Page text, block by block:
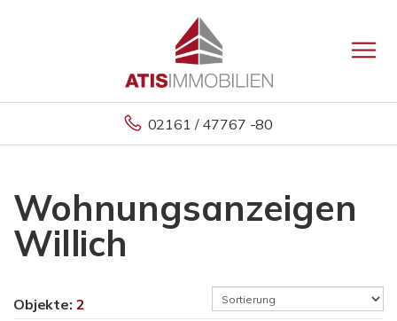
02161 / 47767 -80
Wohnungsanzeigen
Willich
Objekte: 2